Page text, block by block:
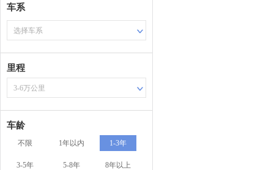
车系
选择车系
里程
3-6万公里
车龄
不限 1年以内 1-3年
3-5年 5-8年 8年以上